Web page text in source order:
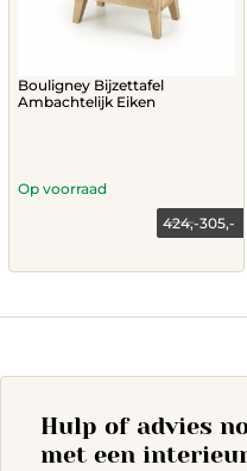
Bouligney Bijzettafel
Ambachtelijk Eiken
305,-
Current
424,-
Original
Op voorraad
Hulp of advies
met een